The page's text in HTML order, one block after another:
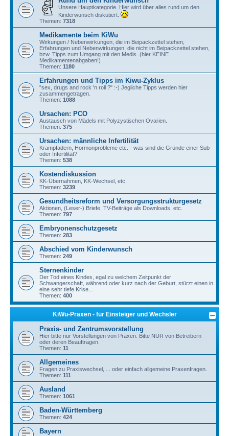
Unsere Hauptkategorie. Hier wird über alles rund um den
Kinderwunsch diskutiert.
Themen: 7318
Medikamente beim KiWu
Wirkungen / Nebenwirkungen, die im Beipackzettel stehen,
Erfahrungen und Nebenwirkungen, die nicht im Beipackzettel stehen,
bzw. Tipps zum Umgang mit den Medis. (hier KEINE
Medikamentenabgaben!)
Themen: 1180
Erfahrungen und Tipps im Kiwu-Zyklus
"sex, drugs and rock 'n roll ?" :-) Jegliche Tipps werden hier
zusammengetragen.
Themen: 1088
Ursachen: PCO
Austausch von Mädels mit Polyzystischen Ovarien.
Themen: 375
Ursachen: männliche Infertilität
Krampfadern, Hormonprobleme etc. - was sind die Gründe einer Sub-
oder Infertilität?
Themen: 538
Kostendiskussion
KK-Übernahmen, KK-Wechsel, etc.
Themen: 3239
Gesundheitsreform und Versorgungsstrukturgesetz
Aktionen, (Leser-) Briefe, TV-Beiträge als Downloads, etc.
Themen: 797
Embryonenschutzgesetz
Themen: 283
Abschied vom Kinderwunsch
Themen: 249
Sternenkinder
Der Tod eines Kindes, egal zu welchem Zeitpunkt der
Schwangerschaft, während oder kurz nach der Geburt, stürzt einen in
eine sehr tiefe Krise...
Themen: 400
KiWu-Praxen - für Einsteiger und Wechsler
Praxis- und Zentrumsvorstellung
Hier bitte nur Vorstellungen von Praxen. Bitte NUR von Betreibern
oder deren Beauftragen.
Themen: 11
Allgemeines
Fragen zu Praxiswechsel, ... oder einfach allgemeine Praxenfragen.
Themen: 111
Ausland
Themen: 1061
Baden-Württemberg
Themen: 424
Bayern